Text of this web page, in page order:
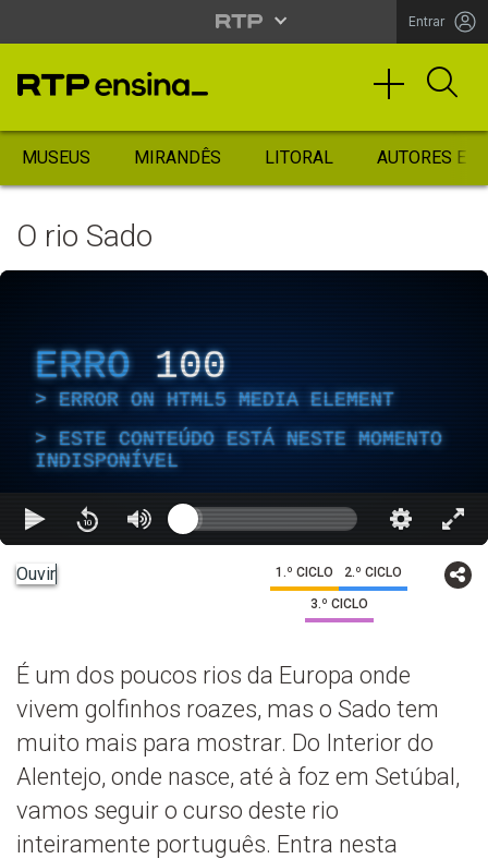
Entrar
MUSEUS MIRANDÊS LITORAL AUTORES
O rio Sado
ERRO 100
ERROR ON HTML5 MEDIA ELEMENT
ESTE CONTEÚDO ESTÁ NESTE MOMENTO
INDISPONÍVEL
Ouvir 1.º CICLO 2.º CICLO
3.º CICLO
É um dos poucos rios da Europa onde
vivem golfinhos roazes, mas o Sado tem
muito mais para mostrar. Do Interior do
Alentejo, onde nasce, até à foz em Setúbal,
vamos seguir o curso deste rio
inteiramente português. Entra nesta